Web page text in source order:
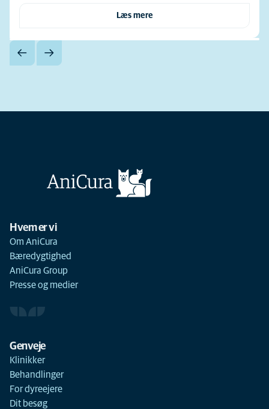
Læs mere
Hvem er vi
Om AniCura
Bæredygtighed
AniCura Group
Presse og medier
Genveje
Klinikker
Behandlinger
For dyreejere
Dit besøg